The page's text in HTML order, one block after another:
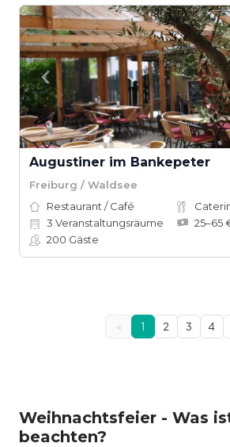
Augustiner im Bankepeter
Freiburg / Waldsee
Restaurant / Café
3 Veranstaltungsräume
25–65
200 Gäste
< 1 2 3 4
Weihnachtsfeier - Was
beachten?